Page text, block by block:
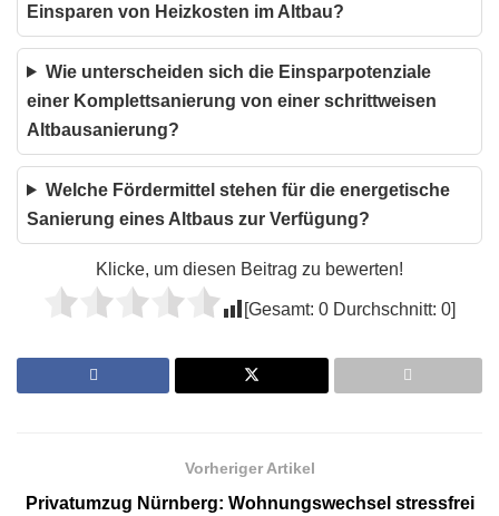
Einsparen von Heizkosten im Altbau?
Wie unterscheiden sich die Einsparpotenziale
einer Komplettsanierung von einer schrittweisen
Altbausanierung?
Welche Fördermittel stehen für die energetische
Sanierung eines Altbaus zur Verfügung?
Klicke, um diesen Beitrag zu bewerten!
[Gesamt: 0 Durchschnitt: 0]
Vorheriger Artikel
Privatumzug Nürnberg: Wohnungswechsel stressfrei